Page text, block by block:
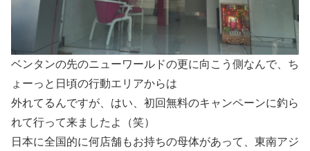
ベンタンの先のニューワールドの更に向こう側なんで、ち
ょーっと日頃の行動エリアからは
外れてるんですが、はい、初回無料のキャンペーンに釣ら
れて行って来ましたよ（笑）
日本に全国的に何店舗もお持ちの母体があって、東南アジ